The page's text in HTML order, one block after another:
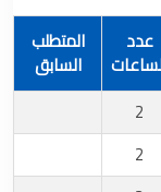
عدد المتطلب
السابق
2
2